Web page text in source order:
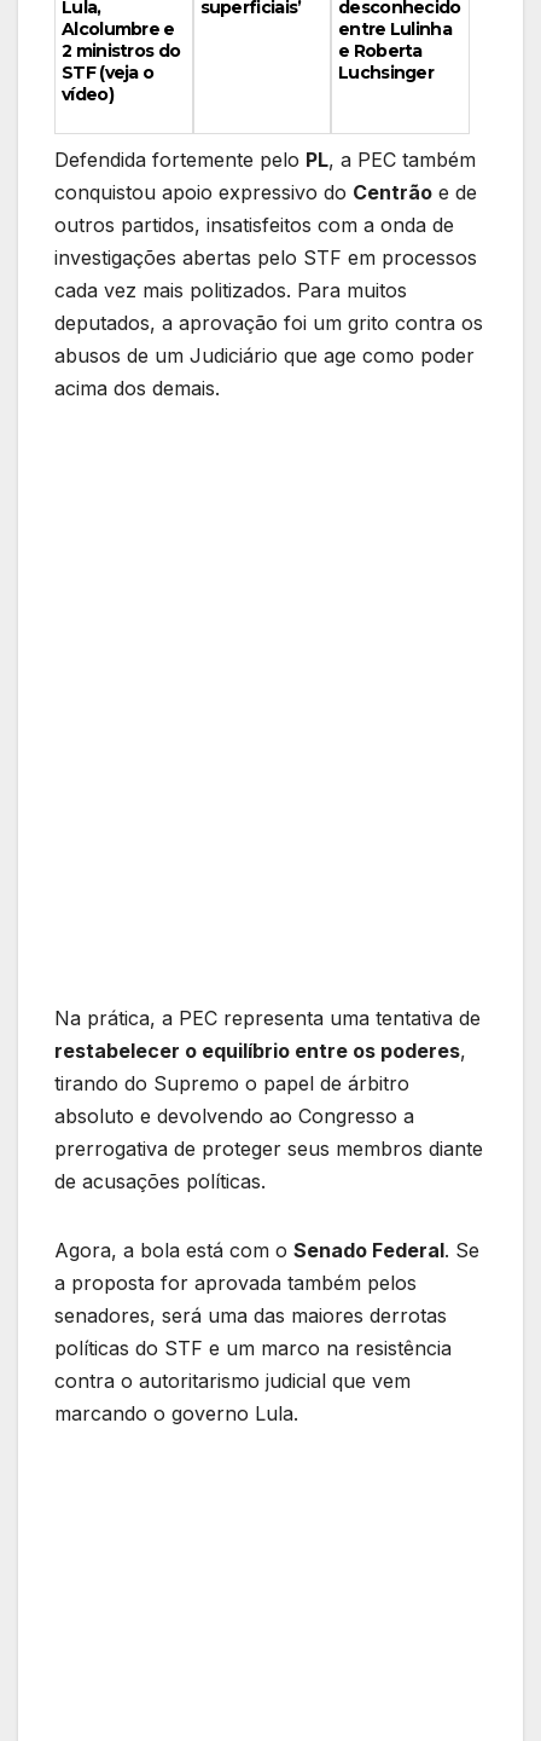
Lula,
Alcolumbre e
2 ministros do
STF (veja o
vídeo)
superficiais’
desconhecido
entre Lulinha
e Roberta
Luchsinger
Defendida fortemente pelo PL, a PEC também
conquistou apoio expressivo do Centrão e de
outros partidos, insatisfeitos com a onda de
investigações abertas pelo STF em processos
cada vez mais politizados. Para muitos
deputados, a aprovação foi um grito contra os
abusos de um Judiciário que age como poder
acima dos demais.
Na prática, a PEC representa uma tentativa de
restabelecer o equilíbrio entre os poderes,
tirando do Supremo o papel de árbitro
absoluto e devolvendo ao Congresso a
prerrogativa de proteger seus membros diante
de acusações políticas.
Agora, a bola está com o Senado Federal. Se
a proposta for aprovada também pelos
senadores, será uma das maiores derrotas
políticas do STF e um marco na resistência
contra o autoritarismo judicial que vem
marcando o governo Lula.